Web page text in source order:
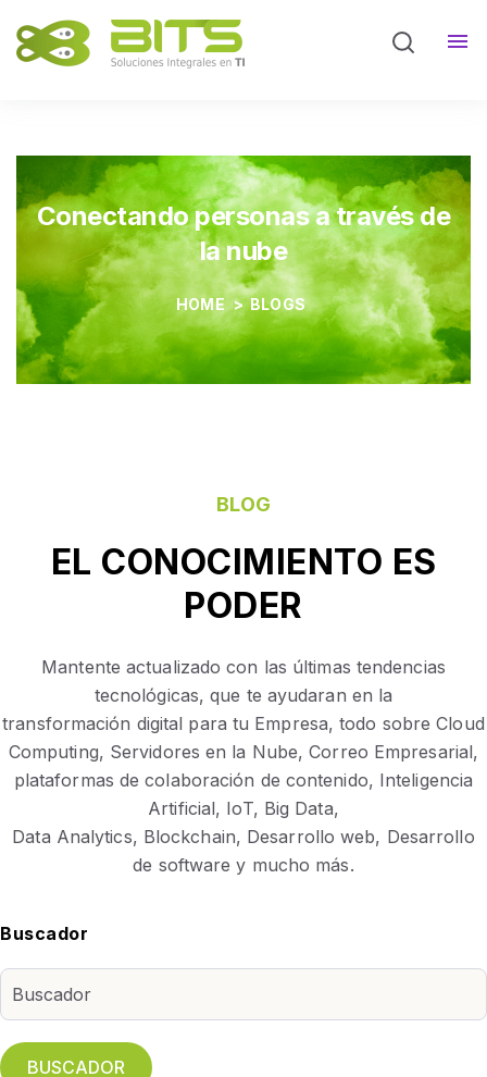
Blog
Conectando personas a través de
la nube
HOME > BLOGS
BLOG
EL CONOCIMIENTO ES
PODER
Mantente actualizado con las últimas tendencias
tecnológicas, que te ayudaran en la
transformación digital para tu Empresa, todo sobre Cloud
Computing, Servidores en la Nube, Correo Empresarial,
plataformas de colaboración de contenido, Inteligencia
Artificial, IoT, Big Data,
Data Analytics, Blockchain, Desarrollo web, Desarrollo
de software y mucho más.
Buscador
BUSCADOR